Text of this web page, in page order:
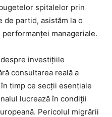
spitalelor prin
de partid, asistăm la o
manageriale.
investițiile
consultarea reală a
timp ce secții esențiale
lucrează în condiții
Pericolul migrării